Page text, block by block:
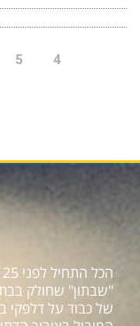
4
5
"שבתון" שחולק
של כבוד על דלפקי